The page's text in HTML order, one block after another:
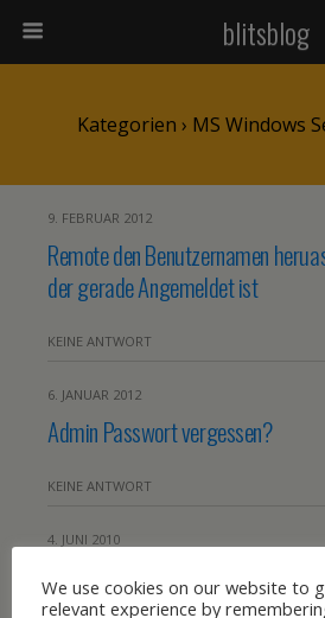
blitsblog
Kategorien › MS Windows
9. FEBRUAR 2012
Remote den Benutzernamen
der gerade Angemeldet ist
KEINE ANTWORT
6. JANUAR 2012
Admin Passwort vergessen?
KEINE ANTWORT
4. JUNI 2010
Befehlszeilenprogramm für
Gerätemanager
We use cookies on our website to
relevant experience by